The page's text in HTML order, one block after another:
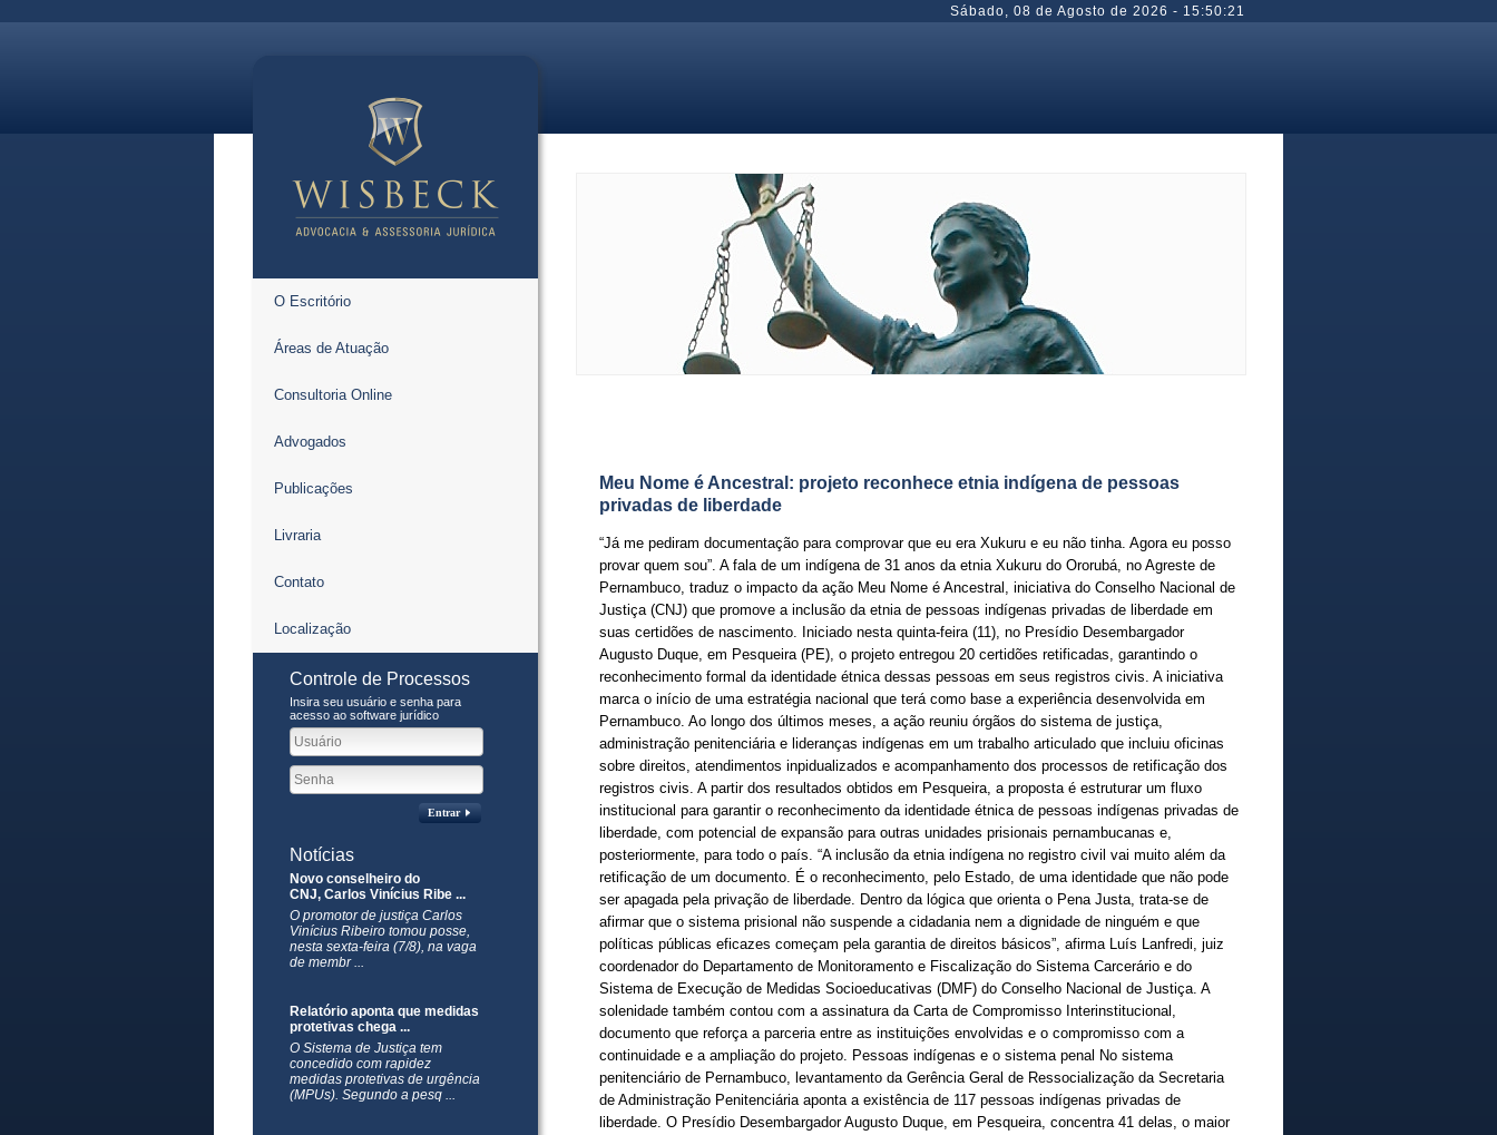
Sábado, 08 de Agosto de 2026 - 15:50:22
O Escritório
Áreas de Atuação
Consultoria Online
Advogados
Publicações
Livraria
Contato
Localização
Controle de Processos
Insira seu usuário e senha para
acesso ao software jurídico
Entrar
Notícias
Novo conselheiro do
CNJ, Carlos Vinícius Ribe ...
O promotor de justiça Carlos
Vinícius Ribeiro tomou posse,
nesta sexta-feira (7/8), na vaga
de membr ...
Relatório aponta que medidas
protetivas chega ...
O Sistema de Justiça tem
concedido com rapidez
medidas protetivas de urgência
(MPUs). Segundo a pesq ...
Meu Nome é Ancestral: projeto reconhece etnia indígena de pessoas
privadas de liberdade
“Já me pediram documentação para comprovar que eu era Xukuru e eu não tinha. Agora eu posso
provar quem sou”. A fala de um indígena de 31 anos da etnia Xukuru do Ororubá, no Agreste de
Pernambuco, traduz o impacto da ação Meu Nome é Ancestral, iniciativa do Conselho Nacional de
Justiça (CNJ) que promove a inclusão da etnia de pessoas indígenas privadas de liberdade em
suas certidões de nascimento. Iniciado nesta quinta-feira (11), no Presídio Desembargador
Augusto Duque, em Pesqueira (PE), o projeto entregou 20 certidões retificadas, garantindo o
reconhecimento formal da identidade étnica dessas pessoas em seus registros civis. A iniciativa
marca o início de uma estratégia nacional que terá como base a experiência desenvolvida em
Pernambuco. Ao longo dos últimos meses, a ação reuniu órgãos do sistema de justiça,
administração penitenciária e lideranças indígenas em um trabalho articulado que incluiu oficinas
sobre direitos, atendimentos inpidualizados e acompanhamento dos processos de retificação dos
registros civis. A partir dos resultados obtidos em Pesqueira, a proposta é estruturar um fluxo
institucional para garantir o reconhecimento da identidade étnica de pessoas indígenas privadas de
liberdade, com potencial de expansão para outras unidades prisionais pernambucanas e,
posteriormente, para todo o país. “A inclusão da etnia indígena no registro civil vai muito além da
retificação de um documento. É o reconhecimento, pelo Estado, de uma identidade que não pode
ser apagada pela privação de liberdade. Dentro da lógica que orienta o Pena Justa, trata-se de
afirmar que o sistema prisional não suspende a cidadania nem a dignidade de ninguém e que
políticas públicas eficazes começam pela garantia de direitos básicos”, afirma Luís Lanfredi, juiz
coordenador do Departamento de Monitoramento e Fiscalização do Sistema Carcerário e do
Sistema de Execução de Medidas Socioeducativas (DMF) do Conselho Nacional de Justiça. A
solenidade também contou com a assinatura da Carta de Compromisso Interinstitucional,
documento que reforça a parceria entre as instituições envolvidas e o compromisso com a
continuidade e a ampliação do projeto. Pessoas indígenas e o sistema penal No sistema
penitenciário de Pernambuco, levantamento da Gerência Geral de Ressocialização da Secretaria
de Administração Penitenciária aponta a existência de 117 pessoas indígenas privadas de
liberdade. O Presídio Desembargador Augusto Duque, em Pesqueira, concentra 41 delas, o maior